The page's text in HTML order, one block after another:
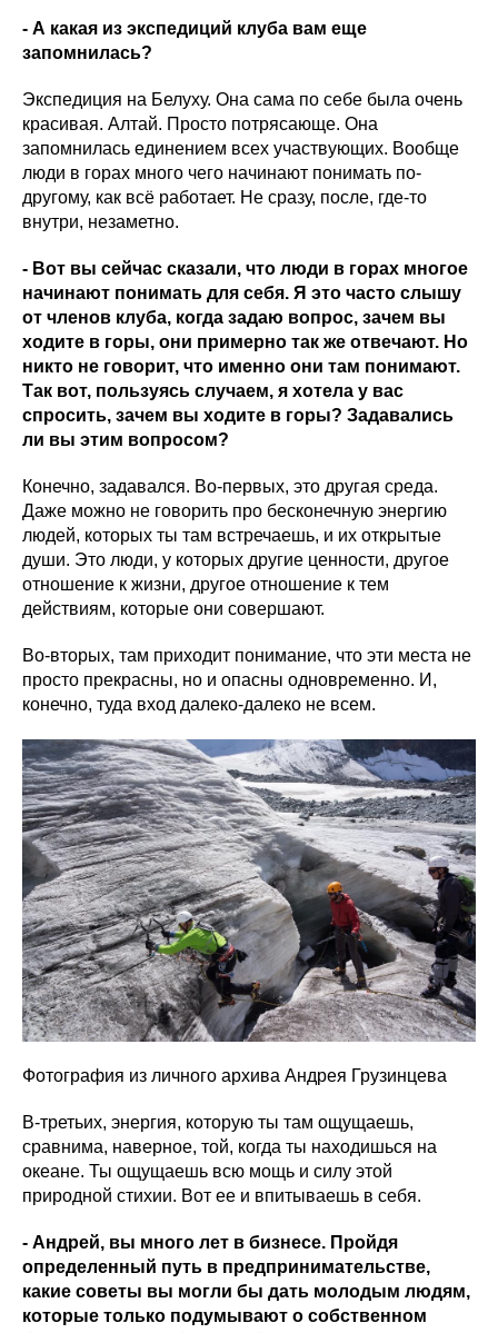
- А какая из экспедиций клуба вам еще
запомнилась?
Экспедиция на Белуху. Она сама по себе была очень
красивая. Алтай. Просто потрясающе. Она
запомнилась единением всех участвующих. Вообще
люди в горах много чего начинают понимать по-
другому, как всё работает. Не сразу, после, где-то
внутри, незаметно.
- Вот вы сейчас сказали, что люди в горах многое
начинают понимать для себя. Я это часто слышу
от членов клуба, когда задаю вопрос, зачем вы
ходите в горы, они примерно так же отвечают. Но
никто не говорит, что именно они там понимают.
Так вот, пользуясь случаем, я хотела у вас
спросить, зачем вы ходите в горы? Задавались
ли вы этим вопросом?
Конечно, задавался. Во-первых, это другая среда.
Даже можно не говорить про бесконечную энергию
людей, которых ты там встречаешь, и их открытые
души. Это люди, у которых другие ценности, другое
отношение к жизни, другое отношение к тем
действиям, которые они совершают.
Во-вторых, там приходит понимание, что эти места не
просто прекрасны, но и опасны одновременно. И,
конечно, туда вход далеко-далеко не всем.
Фотография из личного архива Андрея Грузинцева
В-третьих, энергия, которую ты там ощущаешь,
сравнима, наверное, той, когда ты находишься на
океане. Ты ощущаешь всю мощь и силу этой
природной стихии. Вот ее и впитываешь в себя.
- Андрей, вы много лет в бизнесе. Пройдя
определенный путь в предпринимательстве,
какие советы вы могли бы дать молодым людям,
которые только подумывают о собственном